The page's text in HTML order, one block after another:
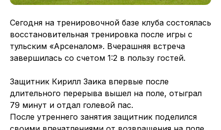
Сегодня на тренировочной базе клуба состоялась
восстановительная тренировка после игры с
тульским «Арсеналом». Вчерашняя встреча
завершилась со счетом 1:2 в пользу гостей.
Защитник Кирилл Заика впервые после
длительного перерыва вышел на поле, отыграл
79 минут и отдал голевой пас.
После утреннего занятия защитник поделился